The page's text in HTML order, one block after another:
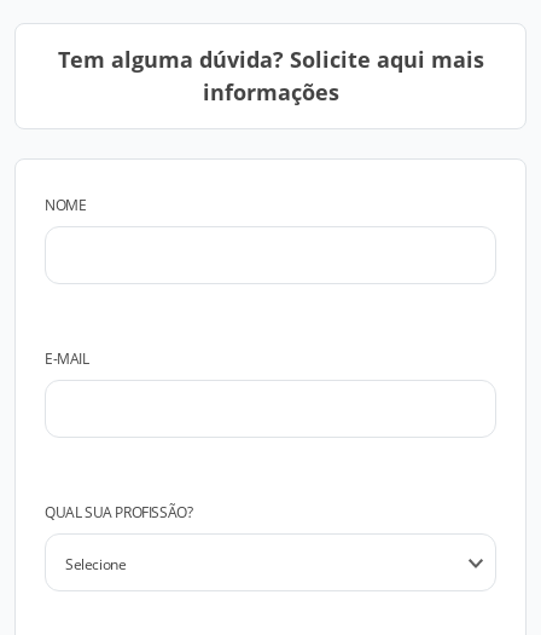
Tem alguma dúvida? Solicite aqui mais
informações
NOME
E-MAIL
QUAL SUA PROFISSÃO?